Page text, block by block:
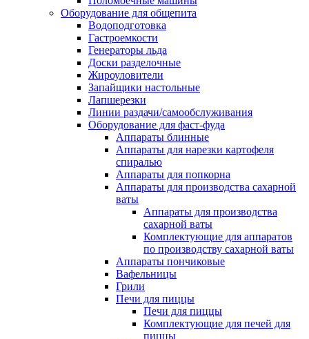
Оборудование для общепита
Водоподготовка
Гастроемкости
Генераторы льда
Доски разделочные
Жироуловители
Запайщики настольные
Лапшерезки
Линии раздачи/самообслуживания
Оборудование для фаст-фуда
Аппараты блинные
Аппараты для нарезки картофеля
спиралью
Аппараты для попкорна
Аппараты для производства сахарной
ваты
Аппараты для производства
сахарной ваты
Комплектующие для аппаратов
по производству сахарной ваты
Аппараты пончиковые
Вафельницы
Грили
Печи для пиццы
Печи для пиццы
Комплектующие для печей для
пиццы